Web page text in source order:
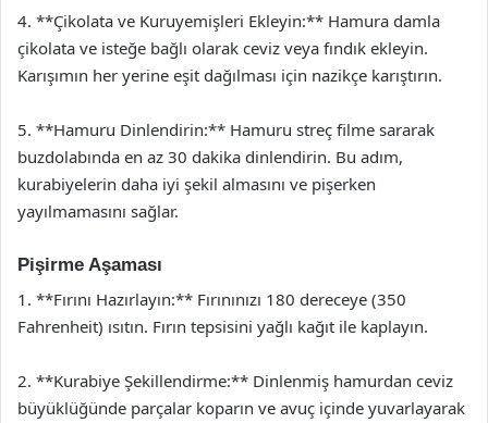
4. **Çikolata ve Kuruyemişleri Ekleyin:** Hamura damla
çikolata ve isteğe bağlı olarak ceviz veya fındık ekleyin.
Karışımın her yerine eşit dağılması için nazikçe karıştırın.
5. **Hamuru Dinlendirin:** Hamuru streç filme sararak
buzdolabında en az 30 dakika dinlendirin. Bu adım,
kurabiyelerin daha iyi şekil almasını ve pişerken
yayılmamasını sağlar.
Pişirme Aşaması
1. **Fırını Hazırlayın:** Fırınınızı 180 dereceye (350
Fahrenheit) ısıtın. Fırın tepsisini yağlı kağıt ile kaplayın.
2. **Kurabiye Şekillendirme:** Dinlenmiş hamurdan ceviz
büyüklüğünde parçalar koparın ve avuç içinde yuvarlayarak